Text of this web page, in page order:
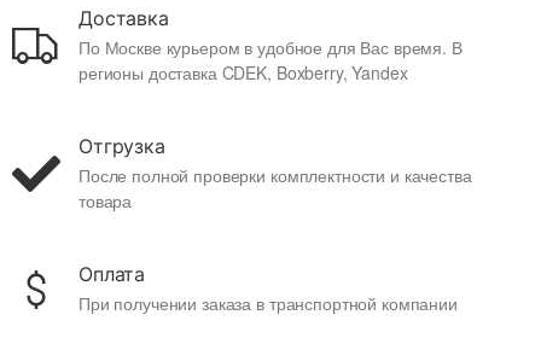
Доставка
По Москве курьером в удобное для Вас время. В
регионы доставка CDEK, Boxberry, Yandex
Отгрузка
После полной проверки комплектности и качества
товара
Оплата
При получении заказа в транспортной компании